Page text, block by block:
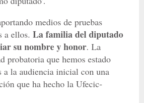
medios de pruebas
a ellos. La familia del diputado
su nombre y honor. La
probatoria que hemos estado
a la audiencia inicial con una
que ha hecho la Ufecic-